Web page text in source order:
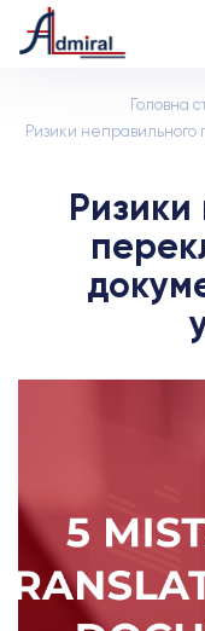
Головна
Ризики неправильного
Ризики